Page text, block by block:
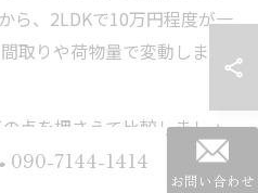
ら、2LDKで10万円程度が一
取りや荷物量で変動しま
点を押さえて比較しましょ
090-7144-1414
お問い合わせ